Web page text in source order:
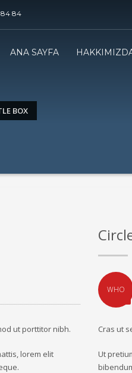
84 84
ANA SAYFA
BOX
ut porttitor nibh.
lorem elit
WHO
Cras ut
Ut